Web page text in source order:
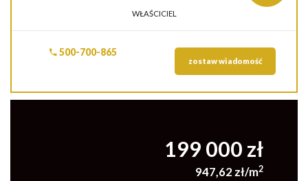
WŁAŚCICIEL
500-700-865
zostaw wiadomość
199 000 zł
947,62 zł/m2